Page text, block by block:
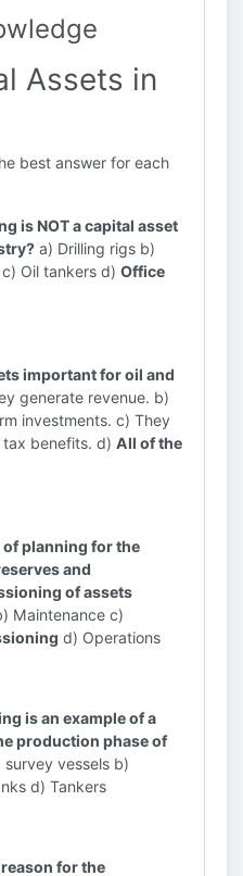
Assets in
best answer for each
is NOT a capital asset
a) Drilling rigs b)
Oil tankers d) Office
important for oil and
generate revenue. b)
investments. c) They
benefits. d) All of the
planning for the
and
of assets
Maintenance c)
d) Operations
is an example of a
production phase of
survey vessels b)
d) Tankers
for the